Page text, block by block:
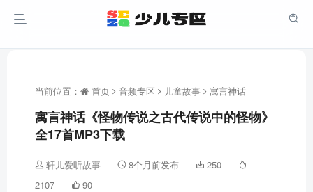
当前位置： 首页 音频专区 儿童故事 寓言神话
寓言神话《怪物传说之古代传说中的怪物》
全17首MP3下载
轩儿爱听故事 8个月前发布
250
2107
90